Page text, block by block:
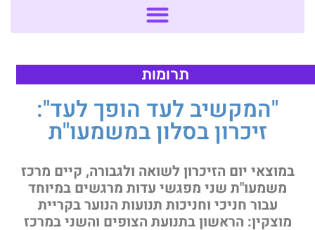
תרומות
"המקשיב לעד הופך לעד":
זיכרון בסלון במשמעו"ת
במוצאי יום הזיכרון לשואה ולגבורה, קיים מרכז
משמעו"ת שני מפגשי עדות מרגשים במיוחד
עבור חניכי וחניכות תנועות הנוער בקריית
מוצקין: הראשון בתנועת הצופים והשני במרכז